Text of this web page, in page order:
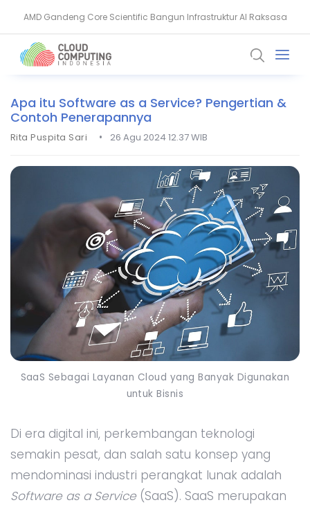
AMD Gandeng Core Scientific Bangun Infrastruktur AI Raksasa
IoT Botnet: Ancaman Siber yang Mengintai Perangkat IoT
Apa itu Software as a Service? Pengertian &
Contoh Penerapannya
Rita Puspita Sari • 26 Agu 2024 12.37 WIB
SaaS Sebagai Layanan Cloud yang Banyak Digunakan
untuk Bisnis
Di era digital ini, perkembangan teknologi
semakin pesat, dan salah satu konsep yang
mendominasi industri perangkat lunak adalah
Software as a Service (SaaS). SaaS merupakan